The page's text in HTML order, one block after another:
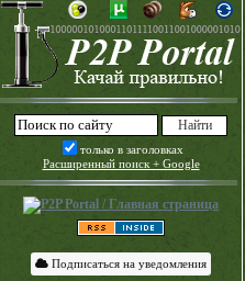
только в заголовках
Расширенный поиск + Google
Подписаться на уведомления